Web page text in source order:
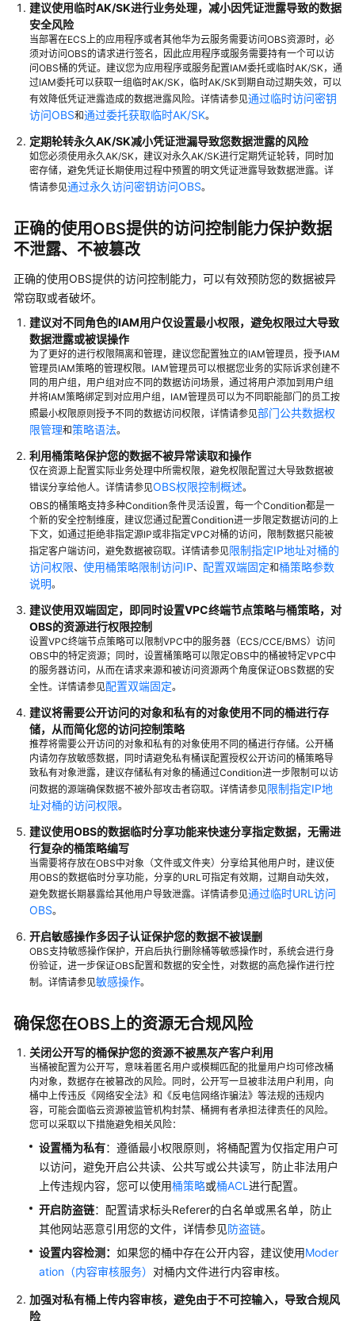
置
指
南
工
具
指
南
最
佳
践
OBS
最
佳
践
汇
总
数
据
直
传
OBS
OBS
数
据
迁
移
OBS
数
据
访
问
OBS
域
名
管
理
基
于
crc64
或
MD5
的
OBS
数
据
完
性
验
OBS
数
据
安
全
安
全
配
置
议
建议使用临时AK/SK进行业务处理，减小因凭证泄露导致的数据
安全风险
当部署在ECS上的应用程序或者其他华为云服务需要访问OBS资源时，必
须对访问OBS的请求进行签名，因此应用程序或服务需要持有一个可以访
问OBS桶的凭证。建议您为应用程序或服务配置IAM委托或临时AK/SK，通
过IAM委托可以获取一组临时AK/SK，临时AK/SK到期自动过期失效，可以
有效降低凭证泄露造成的数据泄露风险。详情请参见通过临时访问密钥
访问OBS和通过委托获取临时AK/SK。
定期轮转永久AK/SK减小凭证泄漏导致您数据泄露的风险
如您必须使用永久AK/SK，建议对永久AK/SK进行定期凭证轮转，同时加
密存储，避免凭证长期使用过程中预置的明文凭证泄露导致数据泄露。详
情请参见通过永久访问密钥访问OBS。
正确的使用OBS提供的访问控制能力保护数据
不泄露、不被篡改
正确的使用OBS提供的访问控制能力，可以有效预防您的数据被异
常窃取或者破坏。
建议对不同角色的IAM用户仅设置最小权限，避免权限过大导致
数据泄露或被误操作
为了更好的进行权限隔离和管理，建议您配置独立的IAM管理员，授予IAM
管理员IAM策略的管理权限。IAM管理员可以根据您业务的实际诉求创建不
同的用户组，用户组对应不同的数据访问场景，通过将用户添加到用户组
并将IAM策略绑定到对应用户组，IAM管理员可以为不同职能部门的员工按
照最小权限原则授予不同的数据访问权限，详情请参见部门公共数据权
限管理和策略语法。
利用桶策略保护您的数据不被异常读取和操作
仅在资源上配置实际业务处理中所需权限，避免权限配置过大导致数据被
错误分享给他人。详情请参见OBS权限控制概述。
OBS的桶策略支持多种Condition条件灵活设置，每一个Condition都是一
个新的安全控制维度，建议您通过配置Condition进一步限定数据访问的上
下文，如通过拒绝非指定源IP或非指定VPC对桶的访问，限制数据只能被
指定客户端访问，避免数据被窃取。详情请参见限制指定IP地址对桶的
访问权限、 使用桶策略限制访问IP、 配置双端固定和桶策略参数
说明。
建议使用双端固定，即同时设置VPC终端节点策略与桶策略，对
OBS的资源进行权限控制
设置VPC终端节点策略可以限制VPC中的服务器（ECS/CCE/BMS）访问
OBS中的特定资源；同时，设置桶策略可以限定OBS中的桶被特定VPC中
的服务器访问，从而在请求来源和被访问资源两个角度保证OBS数据的安
全性。详情请参见配置双端固定。
建议将需要公开访问的对象和私有的对象使用不同的桶进行存
储，从而简化您的访问控制策略
推荐将需要公开访问的对象和私有的对象使用不同的桶进行存储。公开桶
内请勿存放敏感数据，同时请避免私有桶误配置授权公开访问的桶策略导
致私有对象泄露，建议存储私有对象的桶通过Condition进一步限制可以访
问数据的源端确保数据不被外部攻击者窃取。详情请参见限制指定IP地
址对桶的访问权限。
建议使用OBS的数据临时分享功能来快速分享指定数据，无需进
行复杂的桶策略编写
当需要将存放在OBS中对象（文件或文件夹）分享给其他用户时，建议使
用OBS的数据临时分享功能，分享的URL可指定有效期，过期自动失效，
避免数据长期暴露给其他用户导致泄露。详情请参见通过临时URL访问
OBS。
开启敏感操作多因子认证保护您的数据不被误删
OBS支持敏感操作保护，开启后执行删除桶等敏感操作时，系统会进行身
份验证，进一步保证OBS配置和数据的安全性，对数据的高危操作进行控
制。详情请参见敏感操作。
确保您在OBS上的资源无合规风险
关闭公开写的桶保护您的资源不被黑灰产客户利用
当桶被配置为公开写，意味着匿名用户或模糊匹配的批量用户均可修改桶
内对象，数据存在被篡改的风险。同时，公开写一旦被非法用户利用，向
桶中上传违反《网络安全法》和《反电信网络诈骗法》等法规的违规内
容，可能会面临云资源被监管机构封禁、桶拥有者承担法律责任的风险。
您可以采取以下措施避免相关风险：
设置桶为私有：遵循最小权限原则，将桶配置为仅指定用户可
以访问，避免开启公共读、公共写或公共读写，防止非法用户
上传违规内容，您可以使用桶策略或桶ACL 进行配置。
开启防盗链：配置请求标头Referer的白名单或黑名单，防止
其他网站恶意引用您的文件，详情参见防盗链。
设置内容检测： 如果您的桶中存在公开内容，建议使用Moder
ation（内容审核服务） 对桶内文件进行内容审核。
加强对私有桶上传内容审核，避免由于不可控输入，导致合规风
险